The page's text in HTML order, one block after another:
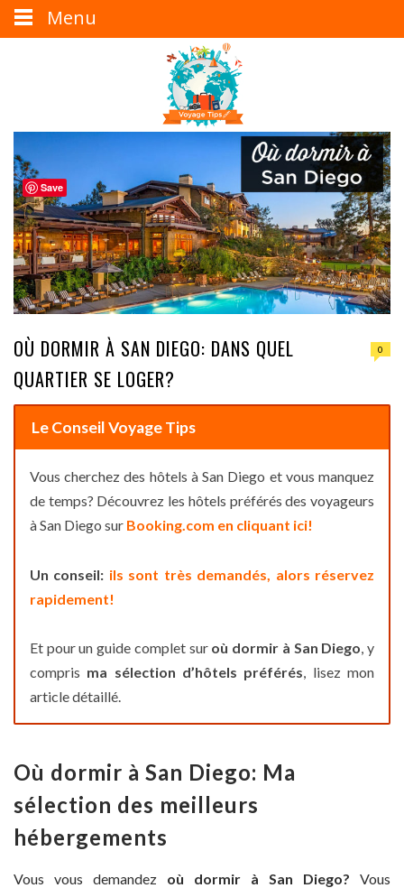
OÙ DORMIR À SAN DIEGO: DANS QUEL
QUARTIER SE LOGER?
0
Le Conseil Voyage Tips
Vous cherchez des hôtels à San Diego et vous manquez
de temps? Découvrez les hôtels préférés des voyageurs
à San Diego sur Booking.com en cliquant ici!
Un conseil: ils sont très demandés, alors réservez
rapidement!
Et pour un guide complet sur où dormir à San Diego, y
compris ma sélection d’hôtels préférés, lisez mon
article détaillé.
Où dormir à San Diego: Ma
sélection des meilleurs
hébergements
Vous vous demandez où dormir à San Diego? Vous
Menu
Save